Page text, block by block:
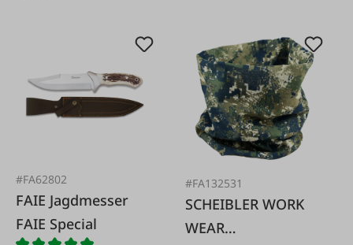
#FA62802
FAIE Jagdmesser
FAIE Special
#FA132531
SCHEIBLER WORK
WEAR